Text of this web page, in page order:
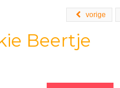
vorige
Beertje